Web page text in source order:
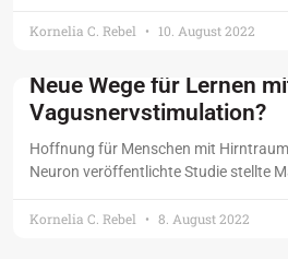
Kornelia C. Rebel 10. August 2022
Neue Wege für Lernen
Vagusnervstimulation?
Hoffnung für Menschen mit
Neuron veröffentlichte Studie stellte
Kornelia C. Rebel 8. August 2022